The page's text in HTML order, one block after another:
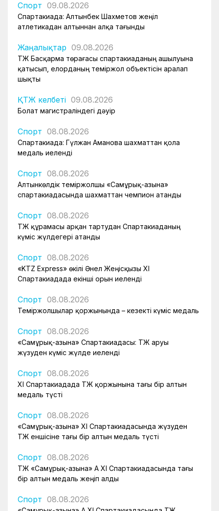
Спорт 09.08.2026
Спартакиада: Алтынбек Шахметов жеңіл
атлетикадан алтыннан алқа тағынды
Жаңалықтар 09.08.2026
ҚТЖ Басқарма төрағасы спартакиаданың ашылуына
қатысып, елорданың теміржол объектісін аралап
шықты
ҚТЖ келбеті 09.08.2026
Болат магистраліндегі дәуір
Спорт 08.08.2026
Спартакиада: Гүлжан Аманова шахматтан қола
медаль иеленді
Спорт 08.08.2026
Алтынкөлдік теміржолшы «Самұрық-Қазына»
спартакиадасында шахматтан чемпион атанды
Спорт 08.08.2026
ҚТЖ құрамасы арқан тартудан Спартакиаданың
күміс жүлдегері атанды
Спорт 08.08.2026
«KTZ Express» өкілі Әнел Жеңісқызы XI
Спартакиадада екінші орын иеленді
Спорт 08.08.2026
Теміржолшылар қоржынында – кезекті күміс медаль
Спорт 08.08.2026
«Самұрық-Қазына» Спартакиадасы: ҚТЖ аруы
жүзуден күміс жүлде иеленді
Спорт 08.08.2026
XI Спартакиадада ҚТЖ қоржынына тағы бір алтын
медаль түсті
Спорт 08.08.2026
«Самұрық-Қазына» XI Спартакиадасында жүзуден
ҚТЖ еншісіне тағы бір алтын медаль түсті
Спорт 08.08.2026
ҚТЖ «Самұрық-Қазына» АҚ XI Спартакиадасында тағы
бір алтын медаль жеңіп алды
Спорт 08.08.2026